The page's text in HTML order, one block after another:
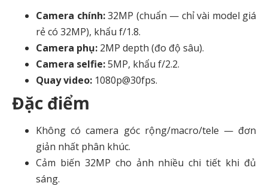
Camera chính:32MP (chuẩn — chỉ vài model giá
rẻ có 32MP), khẩu f/1.8.
Camera phụ: 2MP depth (đo độ sâu).
Camera selfie:5MP, khẩu f/2.2.
Quay video: 1080p@30fps.
Đặc điểm
Không có camera góc rộng/macro/tele — đơn
giản nhất phân khúc.
Cảm biến 32MP cho ảnh nhiều chi tiết khi đủ
sáng.